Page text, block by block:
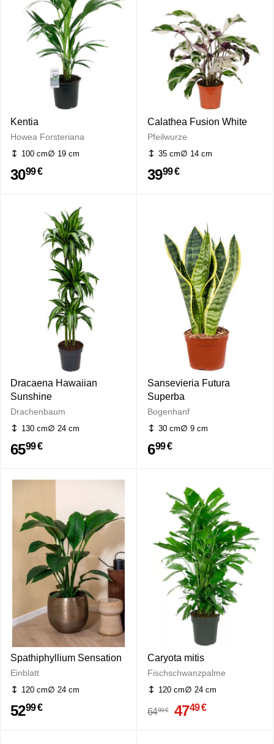
Kentia
Howea Forsteriana
100 cm 19 cm
3099 €
Calathea Fusion White
Pfeilwurze
35 cm 14 cm
3999 €
Dracaena Hawaiian
Sunshine
Drachenbaum
130 cm 24 cm
6599 €
Sansevieria Futura
Superba
Bogenhanf
30 cm 9 cm
699 €
Spathiphyllium Sensation
Einblatt
120 cm 24 cm
5299 €
Caryota mitis
Fischschwanzpalme
120 cm 24 cm
6499 € 4749 €